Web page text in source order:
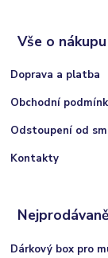
Vše o nákupu
Doprava a platba
Obchodní
Odstoupení od
Kontakty
Dárkový box pro